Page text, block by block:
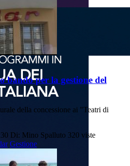
bando per la gestione del
della concessione ai "Teatri di
Di: Mino Spalluto 320 viste
Gestione